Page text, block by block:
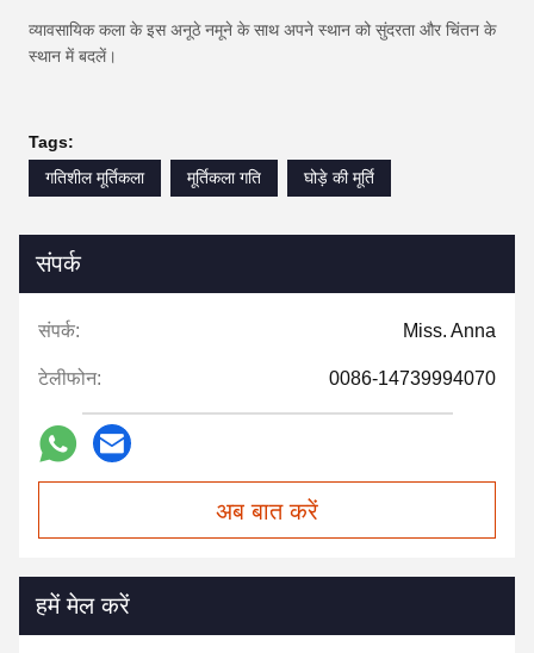
व्यावसायिक कला के इस अनूठे नमूने के साथ अपने स्थान को सुंदरता और चिंतन के
स्थान में बदलें।
Tags:
गतिशील मूर्तिकला
मूर्तिकला गति घोड़े की मूर्ति
संपर्क
संपर्क: Miss. Anna
टेलीफोन: 0086-14739994070
अब बात करें
हमें मेल करें